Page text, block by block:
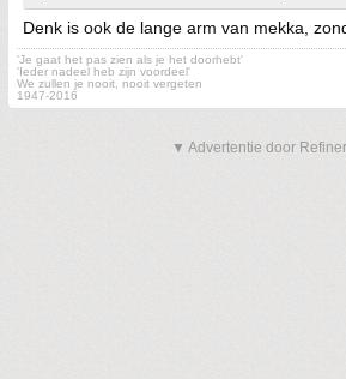
Denk is ook de lange arm van mekka,
'Je gaat het pas zien als je het doorhebt'
'Ieder nadeel heb zijn voordeel'
We zullen je nooit, nooit vergeten
1947-2016
▼ Advertentie door